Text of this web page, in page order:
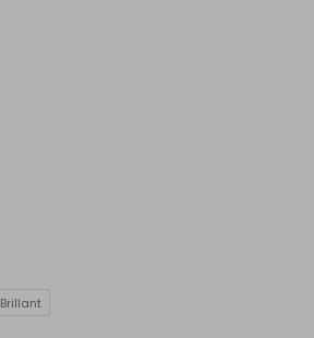
Brillant